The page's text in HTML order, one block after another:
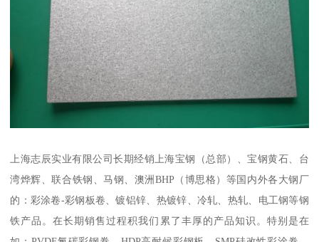
上海志辰实业有限公司长期经销上海宝钢（总部）、宝钢黄石、台
湾烨辉、联合铁钢、马钢、澳洲BHP（博思格）等国内外各大钢厂
的：彩涂卷-彩钢板卷、镀铝锌、热镀锌、冷轧、热轧、电工钢等钢
铁产品。在长期销售过程积我们累了丰厚的产品知识。特别是在